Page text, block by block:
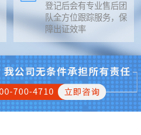
登记后会有专业售后团
队全方位跟踪服务，保
障出证效率